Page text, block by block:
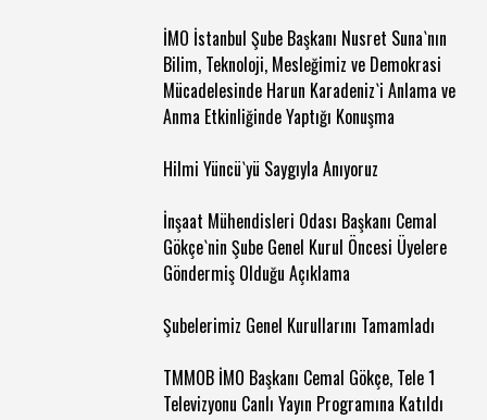
İMO İstanbul Şube Başkanı Nusret Suna`nın
Bilim, Teknoloji, Mesleğimiz ve Demokrasi
Mücadelesinde Harun Karadeniz`i Anlama ve
Anma Etkinliğinde Yaptığı Konuşma
Hilmi Yüncü`yü Saygıyla Anıyoruz
İnşaat Mühendisleri Odası Başkanı Cemal
Gökçe`nin Şube Genel Kurul Öncesi Üyelere
Göndermiş Olduğu Açıklama
Şubelerimiz Genel Kurullarını Tamamladı
TMMOB İMO Başkanı Cemal Gökçe, Tele 1
Televizyonu Canlı Yayın Programına Katıldı